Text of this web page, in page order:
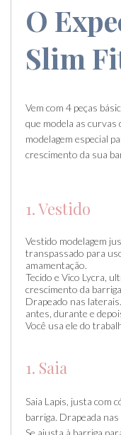
O
Slim
Vem com 4 peças
que modela as curvas
modelagem especial
crescimento da sua
1. Vestido
Vestido modelagem
transpassado para
amamentação.
Tecido e Vico Lycra,
crescimento da
Drapeado nas
antes, durante e
Você usa ele do
1. Saia
Saia Lapis, justa com
barriga. Drapeada
Se ajusta à barriga